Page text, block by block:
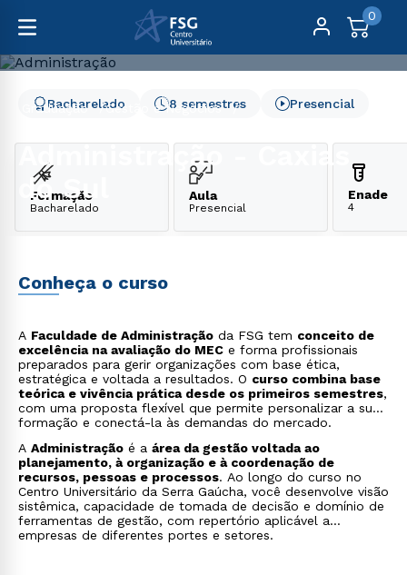
0
Graduação
Gestão e Negócios
Administração - Caxias
do Sul
8 semestres
Bacharelado Presencial
Formação
Bacharelado
Aula
Presencial
Enade
4
Conheça o curso
A Faculdade de Administração da FSG tem conceito de
excelência na avaliação do MEC e forma profissionais
preparados para gerir organizações com base ética,
estratégica e voltada a resultados. O curso combina base
teórica e vivência prática desde os primeiros semestres,
com uma proposta flexível que permite personalizar a sua
formação e conectá-la às demandas do mercado.
A Administração é a área da gestão voltada ao
planejamento, à organização e à coordenação de
recursos, pessoas e processos. Ao longo do curso no
Centro Universitário da Serra Gaúcha, você desenvolve visão
sistêmica, capacidade de tomada de decisão e domínio de
ferramentas de gestão, com repertório aplicável a
empresas de diferentes portes e setores.